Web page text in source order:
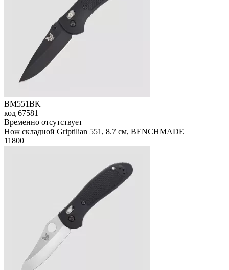
BM551BK
код 67581
Временно отсутствует
Нож складной Griptilian 551, 8.7 см, BENCHMADE
11800